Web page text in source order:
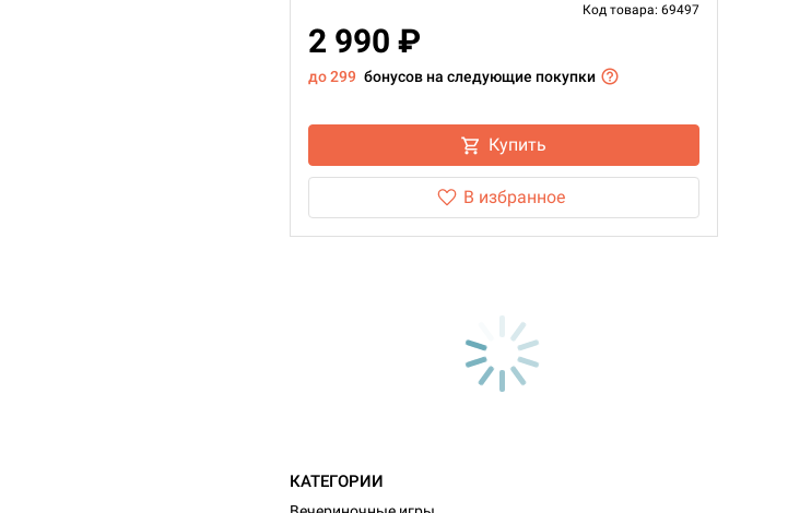
Код товара: 69497
2 990 ₽
до 299 бонусов на следующие покупки
Купить
В избранное
КАТЕГОРИИ